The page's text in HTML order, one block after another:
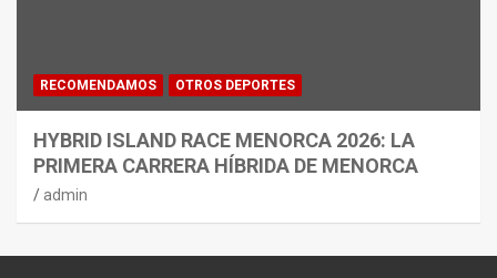
RECOMENDAMOS OTROS DEPORTES
HYBRID ISLAND RACE MENORCA 2026: LA
PRIMERA CARRERA HÍBRIDA DE MENORCA
admin